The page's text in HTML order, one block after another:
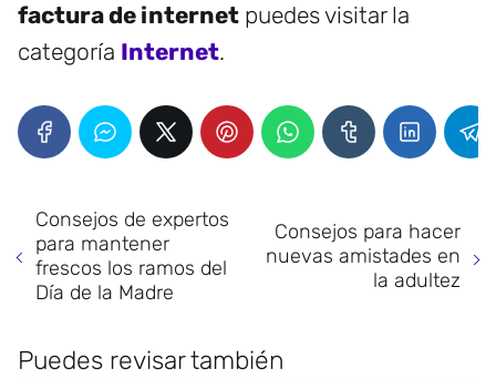
factura de internet puedes visitar la
categoría Internet.
Consejos de expertos
para mantener
frescos los ramos del
Día de la Madre
Consejos para hacer
nuevas amistades en
la adultez
Puedes revisar también